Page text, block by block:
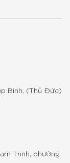
Bình, (Thủ Đức)
Trinh, phường